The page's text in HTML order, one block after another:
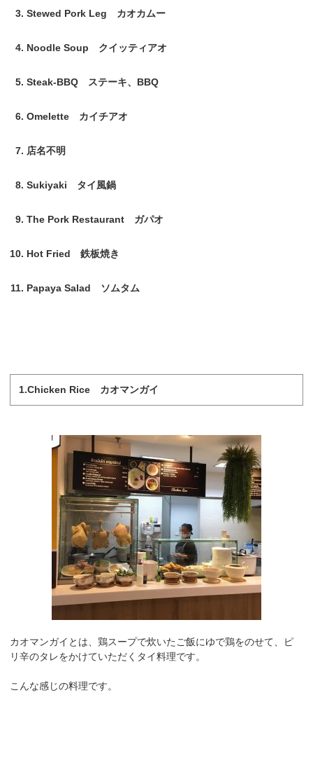
Stewed Pork Leg カオカムー
Noodle Soup クイッティアオ
Steak-BBQ ステーキ、BBQ
Omelette カイチアオ
店名不明
Sukiyaki タイ風鍋
The Pork Restaurant ガパオ
Hot Fried 鉄板焼き
Papaya Salad ソムタム
1.Chicken Rice カオマンガイ
カオマンガイとは、鶏スープで炊いたご飯にゆで鶏をのせて、ピ
リ辛のタレをかけていただくタイ料理です。
こんな感じの料理です。